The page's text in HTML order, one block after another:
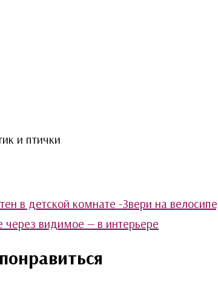
в детской комнате -Звери на
видимое — в интерьере